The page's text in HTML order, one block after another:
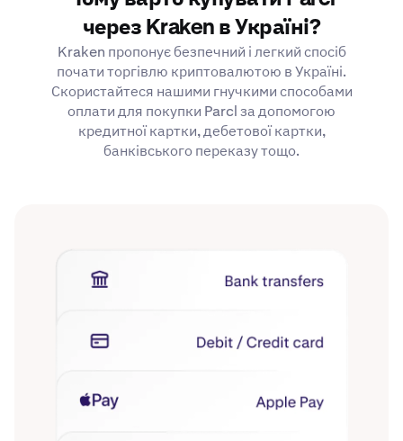
через Kraken в Україні?
Kraken пропонує безпечний і легкий спосіб
почати торгівлю криптовалютою в Україні.
Скористайтеся нашими гнучкими способами
оплати для покупки Parcl за допомогою
кредитної картки, дебетової картки,
банківського переказу тощо.